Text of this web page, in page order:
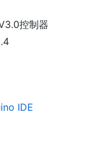
控制器
IDE